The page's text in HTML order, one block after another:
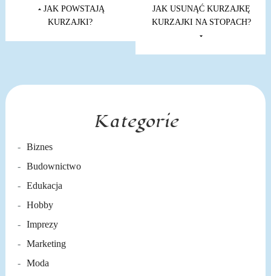
wpisuJAK POWSTAJĄ
KURZAJKI?
JAK USUNĄĆ KURZAJKĘ
KURZAJKI NA STOPACH?
Kategorie
Biznes
Budownictwo
Edukacja
Hobby
Imprezy
Marketing
Moda